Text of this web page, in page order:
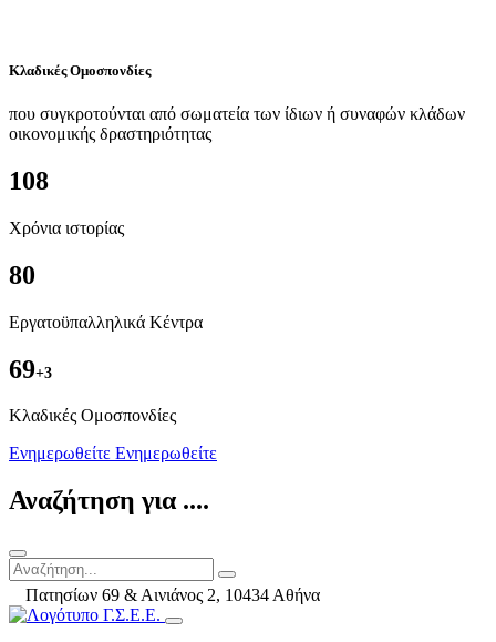
Κλαδικές Ομοσπονδίες
που συγκροτούνται από σωματεία των ίδιων ή συναφών κλάδων
οικονομικής δραστηριότητας
108
Χρόνια ιστορίας
80
Εργατοϋπαλληλικά Κέντρα
69+3
Kλαδικές Ομοσπονδίες
Ενημερωθείτε Ενημερωθείτε
Αναζήτηση για ....
Πατησίων 69 & Αινιάνος 2, 10434 Αθήνα